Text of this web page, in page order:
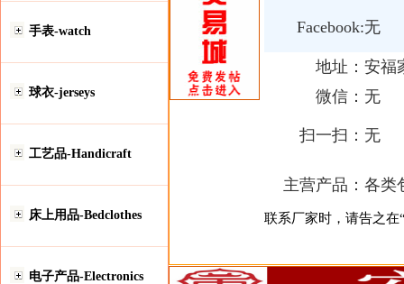
手表-watch
球衣-jerseys
工艺品-Handicraft
床上用品-Bedclothes
电子产品-Electronics
Facebook:无
地址： 安福
微信： 无
扫一扫： 无
主营产品： 各类
联系厂家时，请告之在